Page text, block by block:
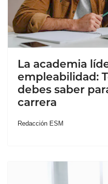
La academia
empleabilidad:
debes saber
carrera
Redacción ESM